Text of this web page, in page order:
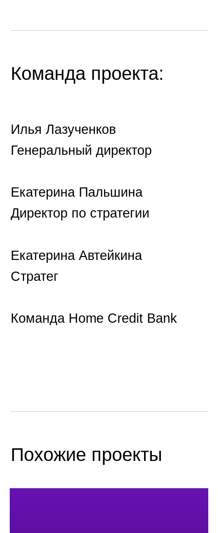
Команда проекта:
Илья Лазученков
Генеральный директор
Екатерина Пальшина
Директор по стратегии
Екатерина Автейкина
Стратег
Команда Home Credit Bank
Похожие проекты